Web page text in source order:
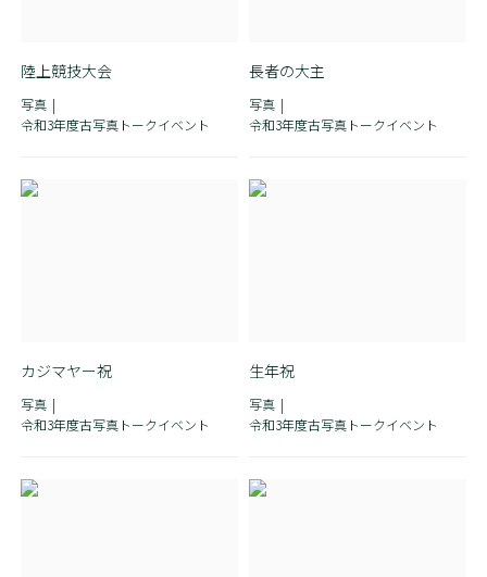
陸上競技大会
写真
令和3年度古写真トークイベント
長者の大主
写真
令和3年度古写真トークイベント
カジマヤー祝
写真
令和3年度古写真トークイベント
生年祝
写真
令和3年度古写真トークイベント